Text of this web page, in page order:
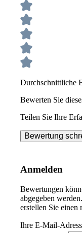
Durchschnittliche
Bewerten Sie
Teilen Sie Ihre
Bewertung
Anmelden
Bewertungen
abgegeben
erstellen Sie einen
Ihre E-Mail-